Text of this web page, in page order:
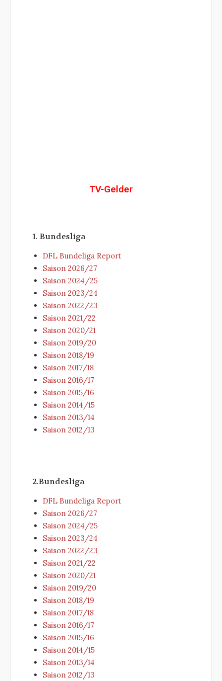
TV-Gelder
1. Bundesliga
DFL Bundeliga Report
Saison 2026/27
Saison 2024/25
Saison 2023/24
Saison 2022/23
Saison 2021/22
Saison 2020/21
Saison 2019/20
Saison 2018/19
Saison 2017/18
Saison 2016/17
Saison 2015/16
Saison 2014/15
Saison 2013/14
Saison 2012/13
2.Bundesliga
DFL Bundeliga Report
Saison 2026/27
Saison 2024/25
Saison 2023/24
Saison 2022/23
Saison 2021/22
Saison 2020/21
Saison 2019/20
Saison 2018/19
Saison 2017/18
Saison 2016/17
Saison 2015/16
Saison 2014/15
Saison 2013/14
Saison 2012/13